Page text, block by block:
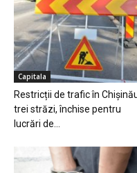
Capitala
Restricții de trafic în
trei străzi, închise pentru
lucrări de...